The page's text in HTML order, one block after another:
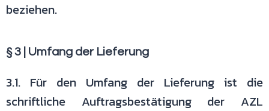
beziehen.
§ 3 | Umfang der Lieferung
3.1. Für den Umfang der Lieferung ist die
schriftliche Auftragsbestätigung der AZL